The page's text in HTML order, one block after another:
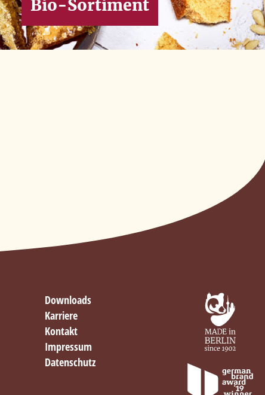
Bio-Sortiment
Downloads
Karriere
Kontakt
Impressum
Datenschutz